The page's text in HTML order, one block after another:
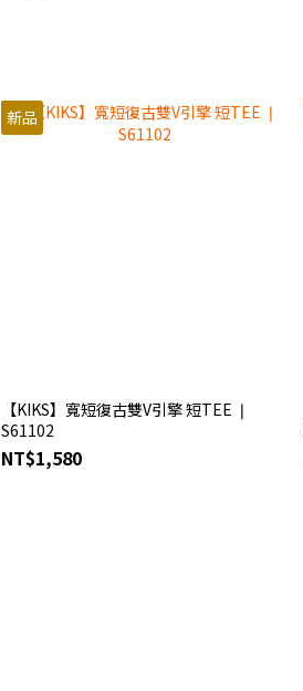
新品
【KIKS】寬短復古雙V引擎 短TEE ❘
S61102
NT$1,580